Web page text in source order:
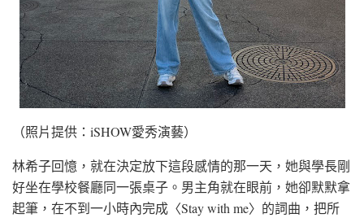
（照片提供：iSHOW愛秀演藝）
林希子回憶，就在決定放下這段感情的那一天，她與學長剛
好坐在學校餐廳同一張桌子。男主角就在眼前，她卻默默拿
起筆，在不到一小時內完成〈Stay with me〉的詞曲，把所